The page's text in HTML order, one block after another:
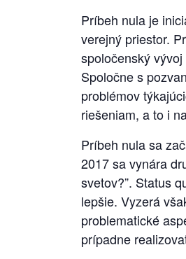
Príbeh nula je
verejný priestor.
spoločenský
Spoločne s
problémov
riešeniam, a to i
Príbeh nula sa
2017 sa vynára
svetov?”. Status
lepšie. Vyzerá
problematické
prípadne